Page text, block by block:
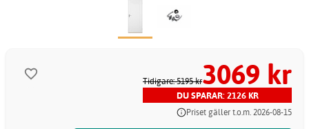
Tidigare: 5195 kr3069 kr
DU SPARAR: 2126 KR
Priset gäller t.o.m. 2026-08-15